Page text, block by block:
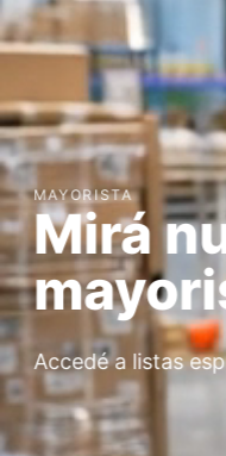
DESCUENTOS
Sumá
Cuanto más